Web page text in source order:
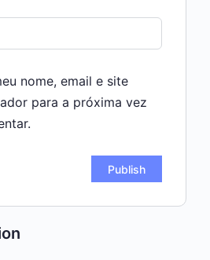
nome, email e site
para a próxima vez